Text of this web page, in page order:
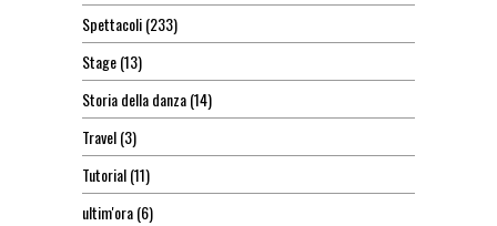
Spettacoli(233)
Stage(13)
Storia della danza(14)
Travel(3)
Tutorial(11)
ultim'ora(6)